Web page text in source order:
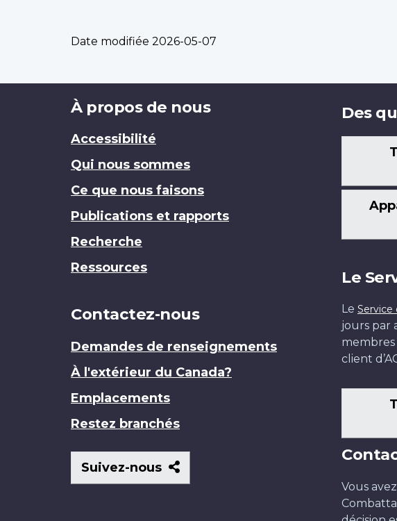
Date modifiée 2026-05-07
Brand
À propos de nous
Accessibilité
Qui nous sommes
Ce que nous faisons
Publications et rapports
Recherche
Ressources
Contactez-nous
Demandes de renseignements
À l'extérieur du Canada?
Emplacements
Restez branchés
Suivez-nous
Suivez-
nous
Des
Le
Le Service
jours par
membres
client
Vous